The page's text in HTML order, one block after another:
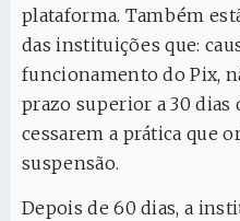
plataforma. Também
das instituições que:
funcionamento do Pix,
prazo superior a 30
cessarem a prática que
suspensão.
Depois de 60 dias, a